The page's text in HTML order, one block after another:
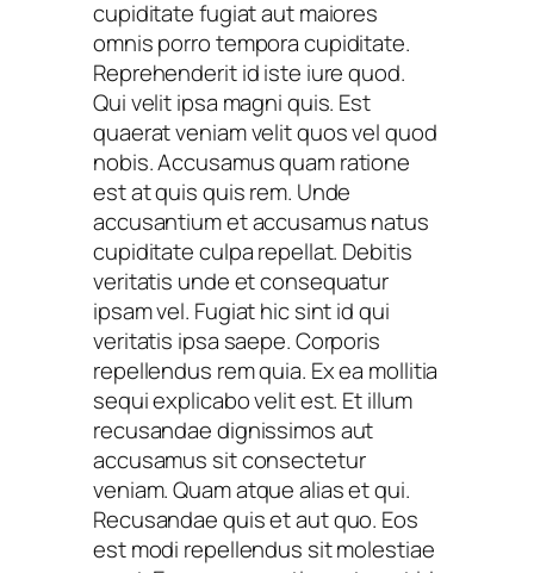
cupiditate fugiat aut maiores
omnis porro tempora cupiditate.
Reprehenderit id iste iure quod.
Qui velit ipsa magni quis. Est
quaerat veniam velit quos vel quod
nobis. Accusamus quam ratione
est at quis quis rem. Unde
accusantium et accusamus natus
cupiditate culpa repellat. Debitis
veritatis unde et consequatur
ipsam vel. Fugiat hic sint id qui
veritatis ipsa saepe. Corporis
repellendus rem quia. Ex ea mollitia
sequi explicabo velit est. Et illum
recusandae dignissimos aut
accusamus sit consectetur
veniam. Quam atque alias et qui.
Recusandae quis et aut quo. Eos
est modi repellendus sit molestiae